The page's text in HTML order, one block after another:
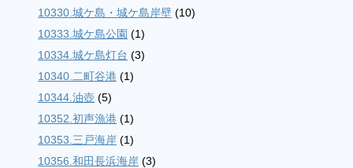
10330.城ケ島・城ケ島岸壁 (10)
10333.城ケ島公園 (1)
10334.城ケ島灯台 (3)
10340.二町谷港 (1)
10344.油壺 (5)
10352.初声漁港 (1)
10353.三戸海岸 (1)
10356.和田長浜海岸 (3)